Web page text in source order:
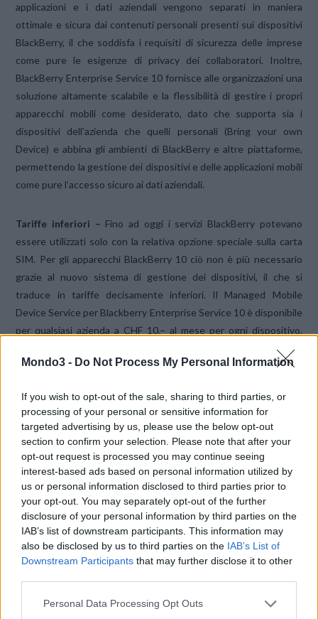
Mondo3 - Do Not Process My Personal Information
If you wish to opt-out of the sale, sharing to third parties, or
processing of your personal or sensitive information for
targeted advertising by us, please use the below opt-out
section to confirm your selection. Please note that after your
opt-out request is processed you may continue seeing
interest-based ads based on personal information utilized by
us or personal information disclosed to third parties prior to
your opt-out. You may separately opt-out of the further
disclosure of your personal information by third parties on the
IAB’s list of downstream participants. This information may
also be disclosed by us to third parties on the IAB’s List of
Downstream Participants that may further disclose it to other
Personal Data Processing Opt Outs
applicazioni e i dati aziendali vengono separati in maniera
ottimale e sicura dai contenuti personali presenti sui dispositivi
BlackBerry, il che soddisfa i requisiti di sicurezza delle imprese
come pure le esigenze di privacy dei collaboratori. Inoltre,
BlackBerry Enterprise Service 10 fornisce alle organizzazioni una
soluzione altamente scalabile e la flessibilità di gestire i propri
apparecchi mobili come desiderato, dato che supporta sia i
dispositivi dell’azienda che quelli personali (Bring your own
Device) e abbina gli ambienti di BlackBerry e altre piattaforme,
permettendo la gestione dei dispositivi e delle applicazioni mobili
come pure l’accesso sicuro ai dati aziendali.
Tariffe inferiori – Fino ad oggi i servizi BlackBerry potevano
essere utilizzati solo con la relativa opzione speciale sulla carta
SIM. Per gli apparecchi BlackBerry 10 ciò non è più necessario
grazie al nuovo sistema di gestione dei dispositivi, il che si
traduce in tariffe decisamente inferiori. Il Managed Mobile
Device Service per Blackberry Enterprise Service 10 è disponibile
per qualsiasi azienda a CHF 10.– al mese per ogni dispositivo.
L’opzione avanzata BlackBerry Enterprise 10 è in grado di
soddisfare i requisiti speciali in materia di sicurezza di clienti
quanto riguarda sicurezza e gestibilità. Al costo di CHF 26.– al
mese per ciascun dispositivo, suddetta opzione permette il
controllo completo di tutti i dispositivi BlackBerry integrati,
incluso il Managed Service.
Il nuovo smartphone BlackBerry Z10 4G in esclusiva da
Swisscom
Swisscom lancia inoltre sul mercato svizzero il nuovo BlackBerry
Z10, il primo smartphone con l’innovativa tecnologia BlackBerry
10 OS. Il BlackBerry Z10 è attualmente lo smartphone
BlackBerry più veloce e più avanzato, che si adatta